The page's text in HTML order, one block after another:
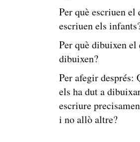
Per què escriuen el
escriuen els
Per què dibuixen el
dibuixen?
Per afegir després:
els ha dut a
escriure
i no allò altre?